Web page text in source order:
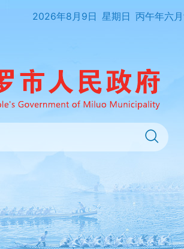
2026年8月9日 星期日 丙午年六